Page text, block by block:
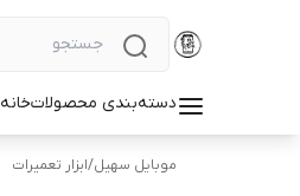
دسته‌بندی محصولاتخانه
موبایل سهیل/ابزار تعمیرات